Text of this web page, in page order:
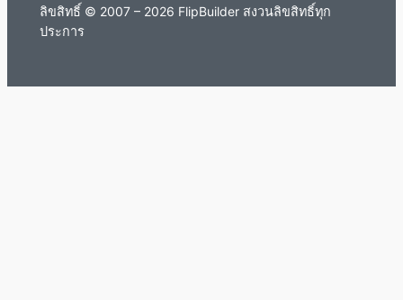
ลิขสิทธิ์ © 2007 – 2026 FlipBuilder สงวนลิขสิทธิ์ทุก
ประการ